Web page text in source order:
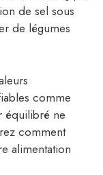
de sel sous
de légumes
comme
équilibré ne
comment
alimentation